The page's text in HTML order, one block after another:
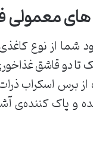
معمولی
شما از نوع
تا دو قاشق
برس اسکراب
و پاک کننده‌ی